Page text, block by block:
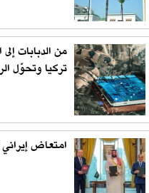
من الدبابات
تركيا وتحوّل
امتعاض